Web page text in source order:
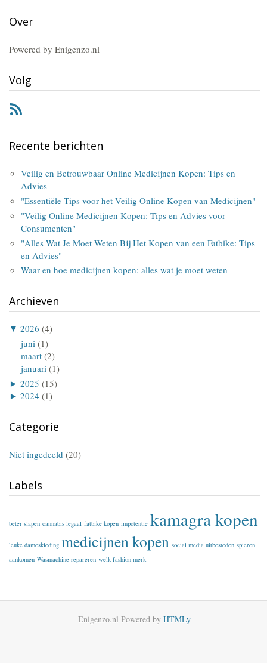
Over
Powered by Enigenzo.nl
Volg
Recente berichten
Veilig en Betrouwbaar Online Medicijnen Kopen: Tips en
Advies
"Essentiële Tips voor het Veilig Online Kopen van Medicijnen"
"Veilig Online Medicijnen Kopen: Tips en Advies voor
Consumenten"
"Alles Wat Je Moet Weten Bij Het Kopen van een Fatbike: Tips
en Advies"
Waar en hoe medicijnen kopen: alles wat je moet weten
Archieven
▼ 2026 (4)
juni (1)
maart (2)
januari (1)
► 2025 (15)
► 2024 (1)
Categorie
Niet ingedeeld (20)
Labels
beter slapen cannabis legaal fatbike kopen impotentie kamagra kopen
leuke dameskleding medicijnen kopen social media uitbesteden spieren
aankomen Wasmachine repareren welk fashion merk
Enigenzo.nl Powered byHTMLy